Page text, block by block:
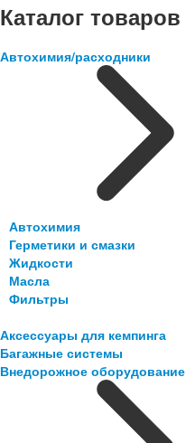
Каталог товаров
Автохимия/расходники
Автохимия
Герметики и смазки
Жидкости
Масла
Фильтры
Аксессуары для кемпинга
Багажные системы
Внедорожное оборудование